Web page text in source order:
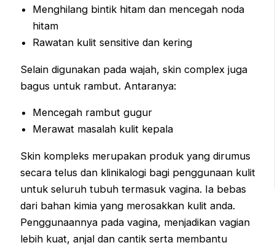
Menghilang bintik hitam dan mencegah noda
hitam
Rawatan kulit sensitive dan kering
Selain digunakan pada wajah, skin complex juga
bagus untuk rambut. Antaranya:
Mencegah rambut gugur
Merawat masalah kulit kepala
Skin kompleks merupakan produk yang dirumus
secara telus dan klinikalogi bagi penggunaan kulit
untuk seluruh tubuh termasuk vagina. Ia bebas
dari bahan kimia yang merosakkan kulit anda.
Penggunaannya pada vagina, menjadikan vagian
lebih kuat, anjal dan cantik serta membantu